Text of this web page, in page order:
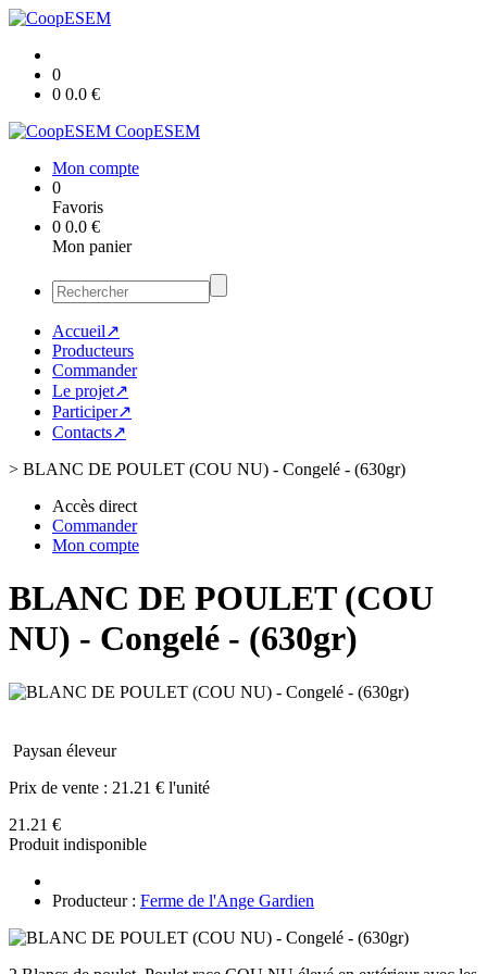
0
0 0.0 €
CoopESEM
Mon compte
0
Favoris
0 0.0 €
Mon panier
Accueil↗
Producteurs
Commander
Le projet↗
Participer↗
Contacts↗
> BLANC DE POULET (COU NU) - Congelé - (630gr)
Accès direct
Commander
Mon compte
BLANC DE POULET (COU
NU) - Congelé - (630gr)
Paysan éleveur
Prix de vente : 21.21 € l'unité
21.21 €
Produit indisponible
Producteur : Ferme de l'Ange Gardien